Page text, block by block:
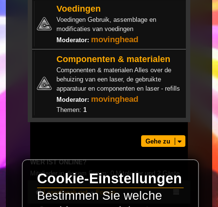
Voedingen
Voedingen Gebruik, assemblage en
modificaties van voedingen
Moderator: movinghead
Componenten & materialen
Componenten & materialen Alles over de
behuizing van een laser, de gebruikte
apparatuur en componenten en laser - refills
Moderator: movinghead
Themen: 1
Gehe zu
WER IST ONLINE?
Mitglieder in diesem Forum: 0 Mitglieder und 2 Gäste
LaserFreak.net Forum
Cookie-Einstellungen
Bestimmen Sie welche